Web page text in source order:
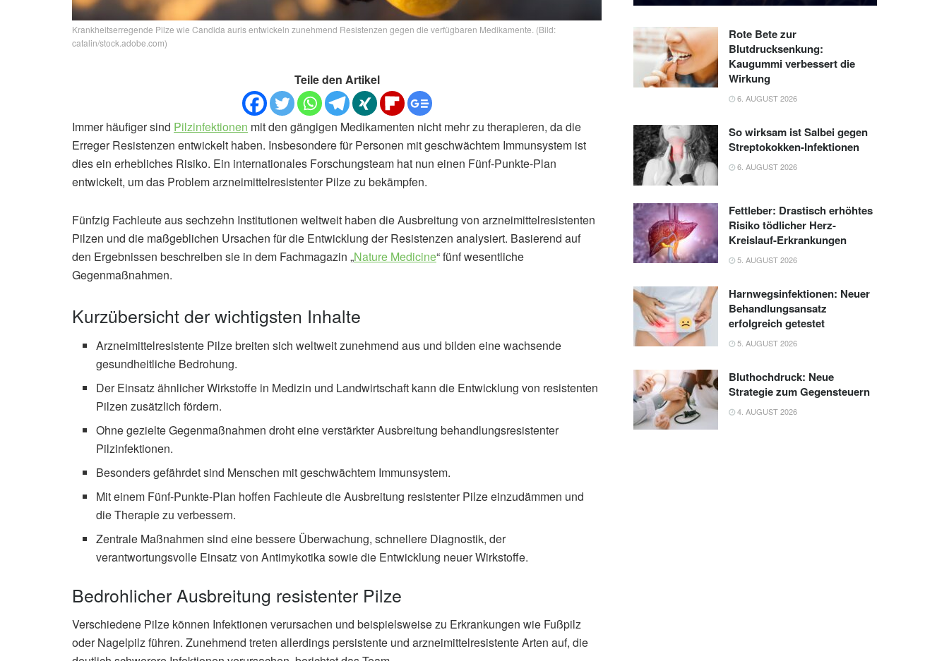
Krankheitserregende Pilze wie Candida auris entwickeln zunehmend Resistenzen gegen die verfügbaren Medikamente. (Bild:
catalin/stock.adobe.com)
Teile den Artikel
Immer häufiger sind Pilzinfektionen mit den gängigen Medikamenten nicht mehr zu therapieren, da die
Erreger Resistenzen entwickelt haben. Insbesondere für Personen mit geschwächtem Immunsystem ist
dies ein erhebliches Risiko. Ein internationales Forschungsteam hat nun einen Fünf-Punkte-Plan
entwickelt, um das Problem arzneimittelresistenter Pilze zu bekämpfen.
Fünfzig Fachleute aus sechzehn Institutionen weltweit haben die Ausbreitung von arzneimittelresistenten
Pilzen und die maßgeblichen Ursachen für die Entwicklung der Resistenzen analysiert. Basierend auf
den Ergebnissen beschreiben sie in dem Fachmagazin „Nature Medicine“ fünf wesentliche
Gegenmaßnahmen.
Kurzübersicht der wichtigsten Inhalte
Arzneimittelresistente Pilze breiten sich weltweit zunehmend aus und bilden eine wachsende
gesundheitliche Bedrohung.
Der Einsatz ähnlicher Wirkstoffe in Medizin und Landwirtschaft kann die Entwicklung von resistenten
Pilzen zusätzlich fördern.
Ohne gezielte Gegenmaßnahmen droht eine verstärkter Ausbreitung behandlungsresistenter
Pilzinfektionen.
Besonders gefährdet sind Menschen mit geschwächtem Immunsystem.
Mit einem Fünf-Punkte-Plan hoffen Fachleute die Ausbreitung resistenter Pilze einzudämmen und
die Therapie zu verbessern.
Zentrale Maßnahmen sind eine bessere Überwachung, schnellere Diagnostik, der
verantwortungsvolle Einsatz von Antimykotika sowie die Entwicklung neuer Wirkstoffe.
Bedrohlicher Ausbreitung resistenter Pilze
Verschiedene Pilze können Infektionen verursachen und beispielsweise zu Erkrankungen wie Fußpilz
oder Nagelpilz führen. Zunehmend treten allerdings persistente und arzneimittelresistente Arten auf, die
Rote Bete zur
Blutdrucksenkung:
Kaugummi verbessert die
Wirkung
6. AUGUST 2026
So wirksam ist Salbei gegen
Streptokokken-Infektionen
6. AUGUST 2026
Fettleber: Drastisch erhöhtes
Risiko tödlicher Herz-
Kreislauf-Erkrankungen
5. AUGUST 2026
Harnwegsinfektionen: Neuer
Behandlungsansatz
erfolgreich getestet
5. AUGUST 2026
Bluthochdruck: Neue
Strategie zum Gegensteuern
4. AUGUST 2026